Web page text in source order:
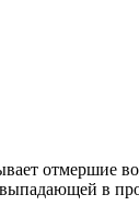
отмершие
в